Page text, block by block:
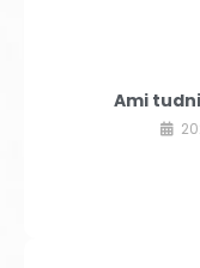
Ami